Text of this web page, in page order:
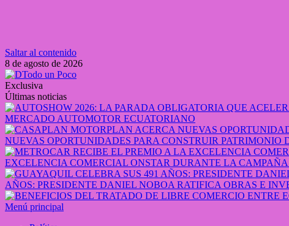
Saltar al contenido
8 de agosto de 2026
Exclusiva
Últimas noticias
MERCADO AUTOMOTOR ECUATORIANO
NUEVAS OPORTUNIDADES PARA CONSTRUIR PATRIMONIO
EXCELENCIA COMERCIAL ONSTAR DURANTE LA
AÑOS: PRESIDENTE DANIEL NOBOA RATIFICA OBRAS E
Menú principal